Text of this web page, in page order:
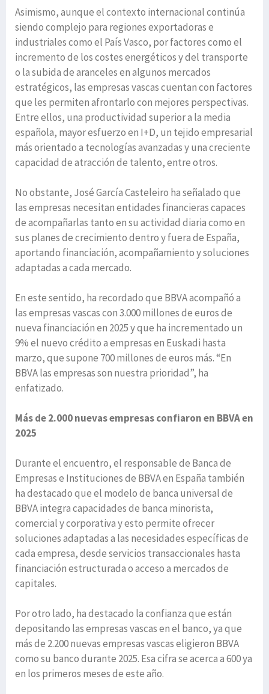
Asimismo, aunque el contexto internacional continúa
siendo complejo para regiones exportadoras e
industriales como el País Vasco, por factores como el
incremento de los costes energéticos y del transporte
o la subida de aranceles en algunos mercados
estratégicos, las empresas vascas cuentan con factores
que les permiten afrontarlo con mejores perspectivas.
Entre ellos, una productividad superior a la media
española, mayor esfuerzo en I+D, un tejido empresarial
más orientado a tecnologías avanzadas y una creciente
capacidad de atracción de talento, entre otros.
No obstante, José García Casteleiro ha señalado que
las empresas necesitan entidades financieras capaces
de acompañarlas tanto en su actividad diaria como en
sus planes de crecimiento dentro y fuera de España,
aportando financiación, acompañamiento y soluciones
adaptadas a cada mercado.
En este sentido, ha recordado que BBVA acompañó a
las empresas vascas con 3.000 millones de euros de
nueva financiación en 2025 y que ha incrementado un
9% el nuevo crédito a empresas en Euskadi hasta
marzo, que supone 700 millones de euros más. “En
BBVA las empresas son nuestra prioridad”, ha
enfatizado.
Más de 2.000 nuevas empresas confiaron en BBVA en
2025
Durante el encuentro, el responsable de Banca de
Empresas e Instituciones de BBVA en España también
ha destacado que el modelo de banca universal de
BBVA integra capacidades de banca minorista,
comercial y corporativa y esto permite ofrecer
soluciones adaptadas a las necesidades específicas de
cada empresa, desde servicios transaccionales hasta
financiación estructurada o acceso a mercados de
capitales.
Por otro lado, ha destacado la confianza que están
depositando las empresas vascas en el banco, ya que
más de 2.200 nuevas empresas vascas eligieron BBVA
como su banco durante 2025. Esa cifra se acerca a 600 ya
en los primeros meses de este año.